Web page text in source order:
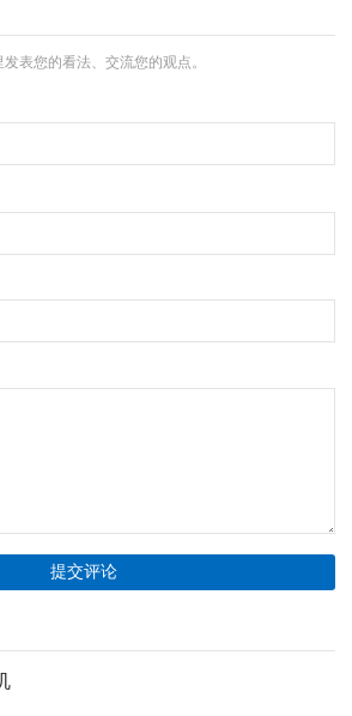
表您的看法、交流您的观点。